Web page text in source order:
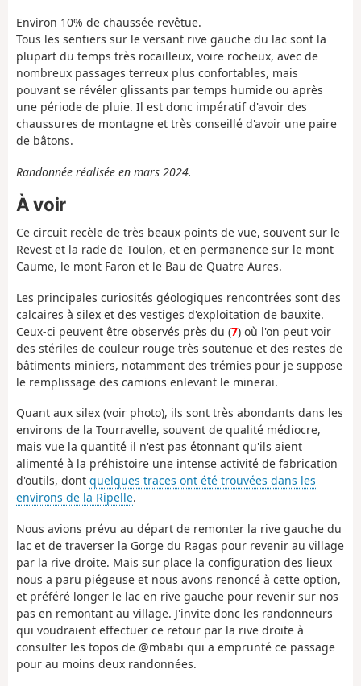
Environ 10% de chaussée revêtue.
Tous les sentiers sur le versant rive gauche du lac sont la
plupart du temps très rocailleux, voire rocheux, avec de
nombreux passages terreux plus confortables, mais
pouvant se révéler glissants par temps humide ou après
une période de pluie. Il est donc impératif d'avoir des
chaussures de montagne et très conseillé d'avoir une paire
de bâtons.
Randonnée réalisée en mars 2024.
À voir
Ce circuit recèle de très beaux points de vue, souvent sur le
Revest et la rade de Toulon, et en permanence sur le mont
Caume, le mont Faron et le Bau de Quatre Aures.
Les principales curiosités géologiques rencontrées sont des
calcaires à silex et des vestiges d'exploitation de bauxite.
Ceux-ci peuvent être observés près du (7) où l'on peut voir
des stériles de couleur rouge très soutenue et des restes de
bâtiments miniers, notamment des trémies pour je suppose
le remplissage des camions enlevant le minerai.
Quant aux silex (voir photo), ils sont très abondants dans les
environs de la Tourravelle, souvent de qualité médiocre,
mais vue la quantité il n'est pas étonnant qu'ils aient
alimenté à la préhistoire une intense activité de fabrication
d'outils, dont quelques traces ont été trouvées dans les
environs de la Ripelle.
Nous avions prévu au départ de remonter la rive gauche du
lac et de traverser la Gorge du Ragas pour revenir au village
par la rive droite. Mais sur place la configuration des lieux
nous a paru piégeuse et nous avons renoncé à cette option,
et préféré longer le lac en rive gauche pour revenir sur nos
pas en remontant au village. J'invite donc les randonneurs
qui voudraient effectuer ce retour par la rive droite à
consulter les topos de @mbabi qui a emprunté ce passage
pour au moins deux randonnées.